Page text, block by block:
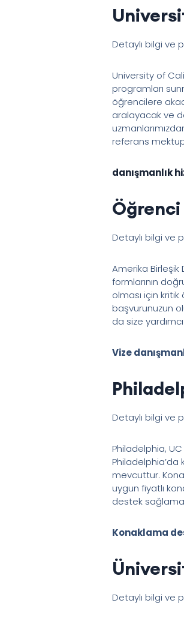
Detaylı bilgi ve
University of
programları
öğrencilere
aralayacak ve
referans
danışmanlık
Detaylı bilgi ve
Amerika
formlarının
olması için
başvurunuzun
da size
Vize
Detaylı bilgi ve
Philadelphia,
Philadelphia’da
mevcuttur.
uygun fiyatlı
destek
Konaklama
Detaylı bilgi ve